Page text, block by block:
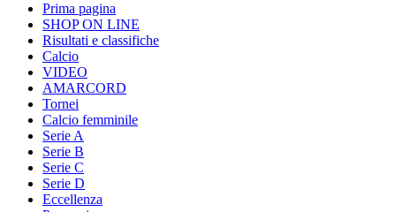
Prima pagina
SHOP ON LINE
Risultati e classifiche
Calcio
VIDEO
AMARCORD
Tornei
Calcio femminile
Serie A
Serie B
Serie C
Serie D
Eccellenza